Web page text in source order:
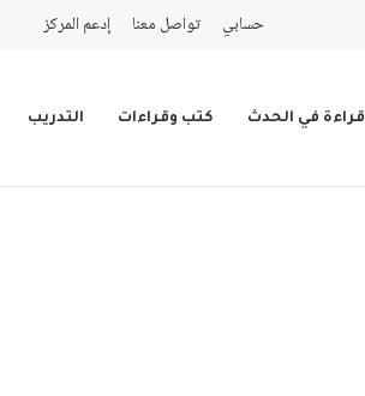
حسابي تواصل معنا إدعم المركز
قراءة في الحدث كتب وقراءات التدريب